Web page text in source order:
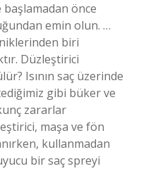
önce
emin olun. …
biri
Düzleştirici
Isının saç üzerinde
gibi büker ve
zararlar
maşa ve fön
kullanmadan
bir saç spreyi